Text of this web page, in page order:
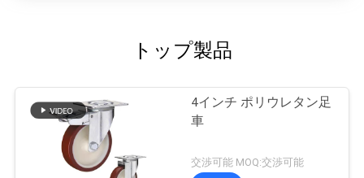
トップ製品
4インチ ポリウレタン足
車
交渉可能 MOQ:交渉可能